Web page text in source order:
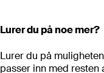
Lurer du på noe mer?
Lurer du på
passer inn med resten